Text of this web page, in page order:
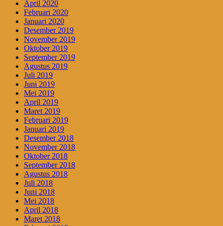
April 2020
Februari 2020
Januari 2020
Desember 2019
November 2019
Oktober 2019
September 2019
Agustus 2019
Juli 2019
Juni 2019
Mei 2019
April 2019
Maret 2019
Februari 2019
Januari 2019
Desember 2018
November 2018
Oktober 2018
September 2018
Agustus 2018
Juli 2018
Juni 2018
Mei 2018
April 2018
Maret 2018